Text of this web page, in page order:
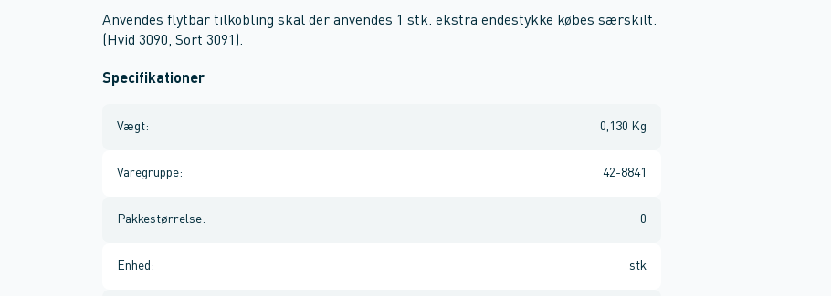
Anvendes flytbar tilkobling skal der anvendes 1 stk. ekstra endestykke købes særskilt.
(Hvid 3090, Sort 3091).
Specifikationer
Vægt: 0,130 Kg
Varegruppe: 42-8841
Pakkestørrelse: 0
Enhed : stk